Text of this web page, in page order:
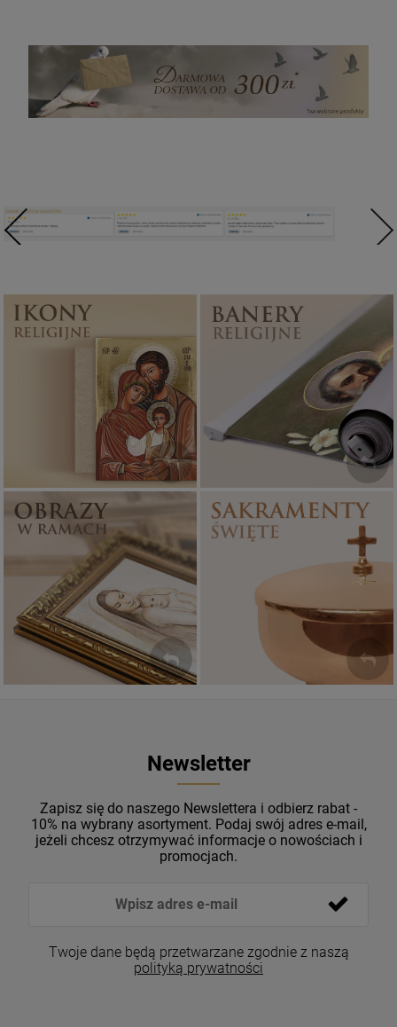
Ikony religijne
PONAD 400
WZORÓW
Banery religijne
ZOBACZ
Obrazy religijne
PIĘKNE
WZORY
Sakramenty Święte
Newsletter
Zapisz się do naszego Newslettera i odbierz rabat -
10% na wybrany asortyment. Podaj swój adres e-mail,
jeżeli chcesz otrzymywać informacje o nowościach i
promocjach.
Twoje dane będą przetwarzane zgodnie z naszą
polityką prywatności